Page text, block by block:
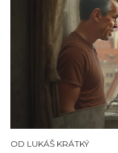
OD LUKÁŠ KRÁTKÝ